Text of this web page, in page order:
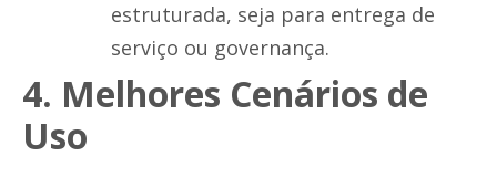
estruturada, seja para entrega de
serviço ou governança.
4. Melhores Cenários de
Uso